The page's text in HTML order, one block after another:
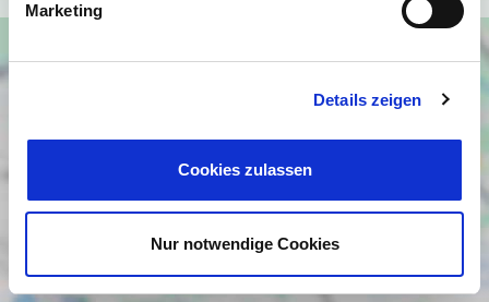
Marketing
Details zeigen
Cookies zulassen
Nur notwendige Cookies